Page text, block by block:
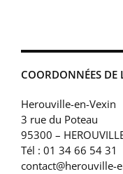
COORDONNÉES DE
Herouville-en-Vexin
3 rue du Poteau
95300 –
Tél : 01 34 66 54 31
contact@herouville-